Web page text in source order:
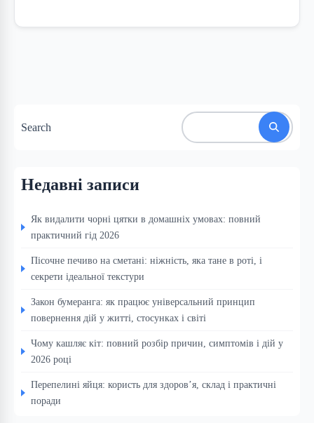
Search
Недавні записи
Як видалити чорні цятки в домашніх умовах: повний
практичний гід 2026
Пісочне печиво на сметані: ніжність, яка тане в роті, і
секрети ідеальної текстури
Закон бумеранга: як працює універсальний принцип
повернення дій у житті, стосунках і світі
Чому кашляє кіт: повний розбір причин, симптомів і дій у
2026 році
Перепелині яйця: користь для здоров’я, склад і практичні
поради